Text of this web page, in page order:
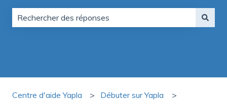
Centre d'aide Yapla Débuter sur Yapla